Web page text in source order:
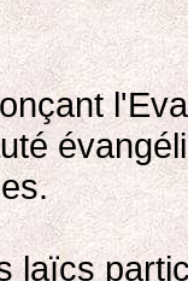
laïcs